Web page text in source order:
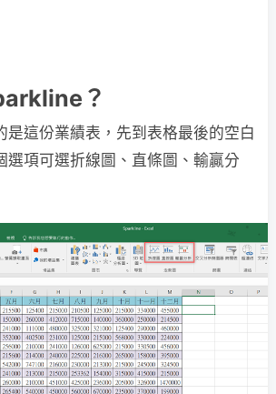
？
是這份業績表，先到表格最後的空白
選項可選折線圖、直條圖、輸贏分